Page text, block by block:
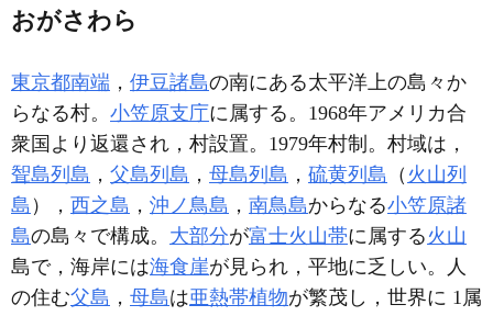
おがさわら
東京都南端 ， 伊豆諸島の南にある太平洋上の島々か
らなる村。 小笠原支庁に属する。1968年アメリカ合
衆国より返還され，村設置。1979年村制。村域は，
聟島列島 ， 父島列島 ， 母島列島 ， 硫黄列島 （ 火山列
島 ）， 西之島 ， 沖ノ鳥島 ， 南鳥島からなる小笠原諸
島の島々で構成。 大部分が富士火山帯に属する 火山
島で，海岸には海食崖が見られ，平地に乏しい。人
の住む父島 ， 母島は亜熱帯植物が繁茂し，世界に 1属